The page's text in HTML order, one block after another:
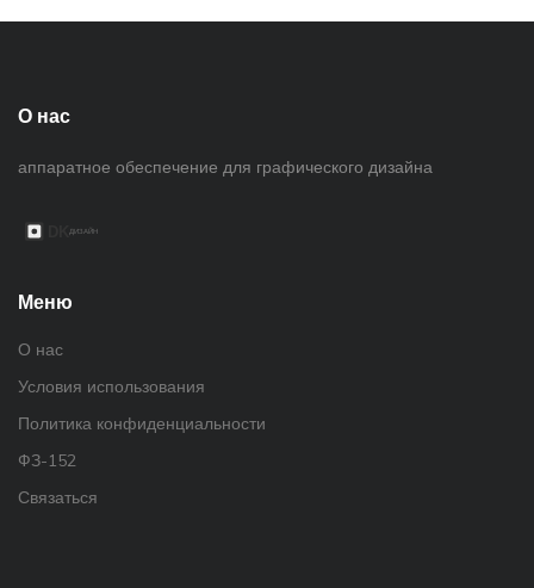
О нас
аппаратное обеспечение для графического дизайна
Меню
О нас
Условия использования
Политика конфиденциальности
ФЗ-152
Связаться